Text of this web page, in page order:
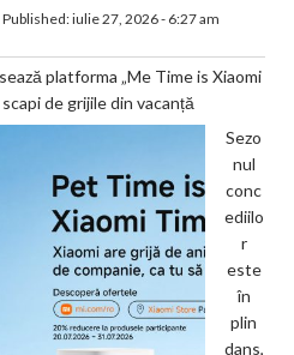
Published:iulie 27, 2026 - 6:27 am
platforma „Me Time is Xiaomi
de grijile din vacanță
Sezo
nul
conc
ediilo
r
este
în
plin
dans,